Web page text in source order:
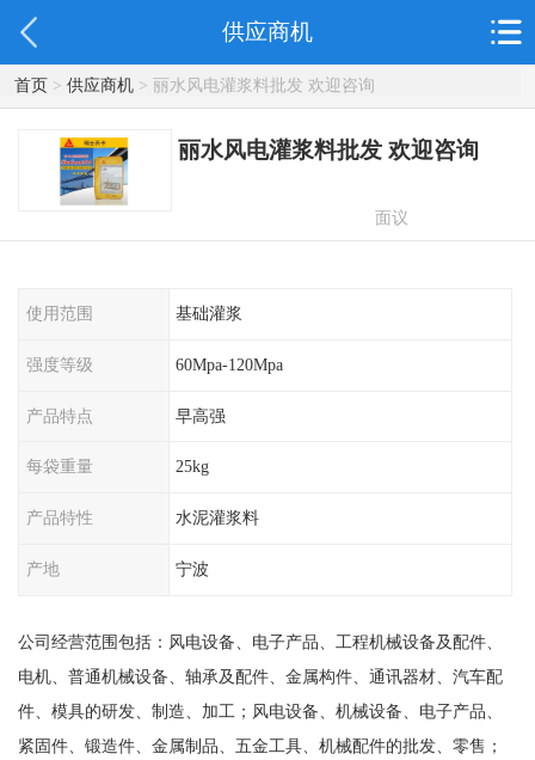
供应商机
首页> 供应商机> 丽水风电灌浆料批发 欢迎咨询
丽水风电灌浆料批发 欢迎咨询
面议
使用范围 基础灌浆
强度等级 60Mpa-120Mpa
产品特点 早高强
每袋重量 25kg
产品特性 水泥灌浆料
产地 宁波
公司经营范围包括：风电设备、电子产品、工程机械设备及配件、
电机、普通机械设备、轴承及配件、金属构件、通讯器材、汽车配
件、模具的研发、制造、加工；风电设备、机械设备、电子产品、
紧固件、锻造件、金属制品、五金工具、机械配件的批发、零售；